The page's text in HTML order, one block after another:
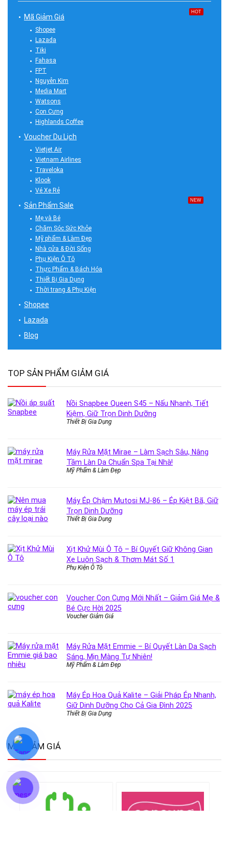
Mã Giảm Giá
HOT
Shopee
Lazada
Tiki
Fahasa
FPT
Nguyễn Kim
Media Mart
Watsons
Con Cưng
Highlands Coffee
Voucher Du Lịch
Vietjet Air
Vietnam Airlines
Traveloka
Klook
Vé Xe Rẻ
Sản Phẩm Sale
NEW
Mẹ và Bé
Chăm Sóc Sức Khỏe
Mỹ phẩm & Làm Đẹp
Nhà cửa & Đời Sống
Phụ Kiện Ô Tô
Thực Phẩm & Bách Hóa
Thiết Bị Gia Dụng
Thời trang & Phụ Kiện
Shopee
Lazada
Blog
TOP SẢN PHẨM GIẢM GIÁ
Nồi Snapbee Queen S45 – Nấu Nhanh, Tiết
Kiệm, Giữ Trọn Dinh Dưỡng
Thiết Bị Gia Dụng
Máy Rửa Mặt Mirae – Làm Sạch Sâu, Nâng
Tầm Làn Da Chuẩn Spa Tại Nhà!
Mỹ Phẩm & Làm Đẹp
Máy Ép Chậm Mutosi MJ-86 – Ép Kiệt Bã, Giữ
Trọn Dinh Dưỡng
Thiết Bị Gia Dụng
Xịt Khử Mùi Ô Tô – Bí Quyết Giữ Không Gian
Xe Luôn Sạch & Thơm Mát Số 1
Phụ Kiện Ô Tô
Voucher Con Cưng Mới Nhất – Giảm Giá Mẹ &
Bé Cực Hời 2025
Voucher Giảm Giá
Máy Rửa Mặt Emmie – Bí Quyết Làn Da Sạch
Sáng, Mịn Màng Tự Nhiên!
Mỹ Phẩm & Làm Đẹp
Máy Ép Hoa Quả Kalite – Giải Pháp Ép Nhanh,
Giữ Dinh Dưỡng Cho Cả Gia Đình 2025
Thiết Bị Gia Dụng
MÃ GIẢM GIÁ